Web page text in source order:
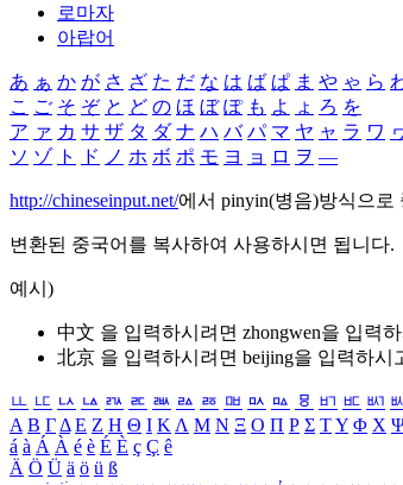
로마자
아랍어
あ ぁ か が さ ざ た だ な は ば ぱ ま や ゃ ら
こ ご そ ぞ と ど の ほ ぼ ぽ も よ ょ ろ を
ア ァ カ サ ザ タ ダ ナ ハ バ パ マ ヤ ャ ラ ワ
ソ ゾ ト ド ノ ホ ボ ポ モ ヨ ョ ロ ヲ ―
http://chineseinput.net/에서 pinyin(병음)방식으
변환된 중국어를 복사하여 사용하시면 됩니다.
예시)
中文 을 입력하시려면 zhongwen을 입력
北京 을 입력하시려면 beijing을 입력하시
ㅥ ㅦ ㅧ ㅨ ㅩ ㅪ ㅫ ㅬ ㅭ ㅮ ㅯ ㅰ ㅱ ㅲ ㅳ ㅴ
Α Β ΓΔ Ε Ζ Η Θ Ι ΚΛ Μ Ν Ξ Ο Π Ρ Σ ΤΥ Φ Χ
á à Á À é è É È ç Ç ê
Ä Ö Ü ä ö ü ß